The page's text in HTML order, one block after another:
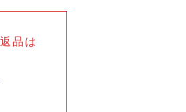
品は